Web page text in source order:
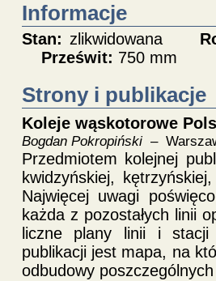
Informacje
Stan: zlikwidowana
Prześwit: 750 mm
Strony i publikacje
Koleje wąskotorowe
Bogdan Pokropiński–
Przedmiotem kolejnej
kwidzyńskiej,
Najwięcej uwagi
każda z pozostałych linii
liczne plany linii i stacji
publikacji jest mapa, na
odbudowy